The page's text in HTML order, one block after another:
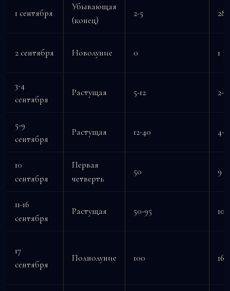
1 сентября
Убывающая
(конец)
2-5
2 сентября Новолуние 0 1
3-4
сентября
Растущая 5-12 2-3
5-9
сентября
Растущая 12-40 4-8
10
сентября
Первая
четверть
50 9
11-16
сентября
Растущая 50-95 10-
17
сентября
Полнолуние 100 16